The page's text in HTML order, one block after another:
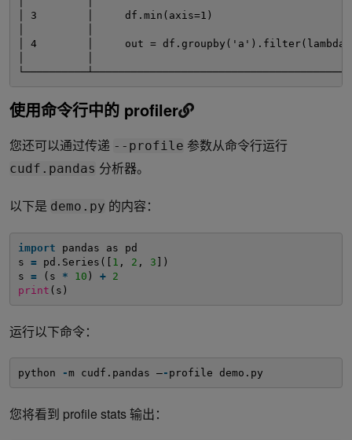
│ 3        │     df.min(axis=1)
│ 4        │     out = df.groupby('a').filter(lambda
使用命令行中的 profiler
您还可以通过传递 --profile 参数从命令行运行
cudf.pandas 分析器。
以下是 demo.py 的内容：
import
pandas as pd
s = pd.Series([ 1 , 2 , 3 ])
s = (s * 10 ) +
2
print (s)
运行以下命令：
python -m cudf.pandas –- profile demo.py
您将看到 profile stats 输出：